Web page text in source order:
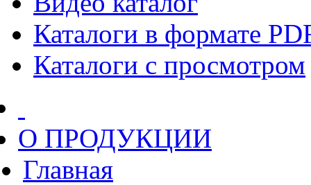
Каталоги в формате
Каталоги с просмотром
О ПРОДУКЦИИ
Главная